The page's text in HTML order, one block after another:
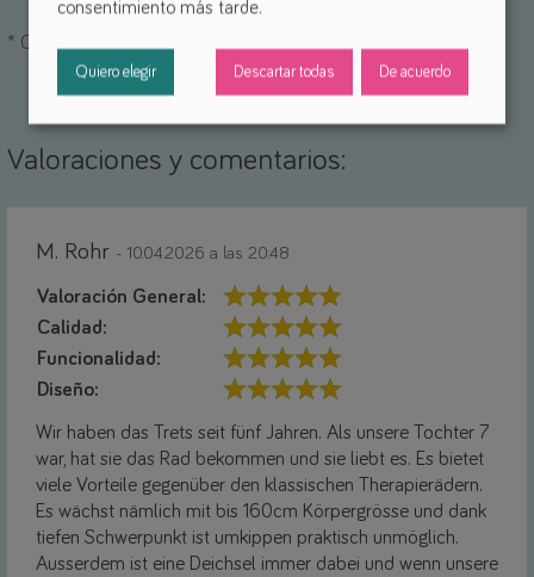
* Campos obligatorios
Valoraciones y comentarios:
M. Rohr - 10.04.2026 a las 20:48
Valoración General:
Calidad:
Funcionalidad:
Diseño:
Wir haben das Trets seit fünf Jahren. Als unsere Tochter 7
war, hat sie das Rad bekommen und sie liebt es. Es bietet
viele Vorteile gegenüber den klassischen Therapierädern.
Es wächst nämlich mit bis 160cm Körpergrösse und dank
tiefen Schwerpunkt ist umkippen praktisch unmöglich.
Ausserdem ist eine Deichsel immer dabei und wenn unsere
consentimiento más tarde.
Quiero elegir Descartar todas De acuerdo